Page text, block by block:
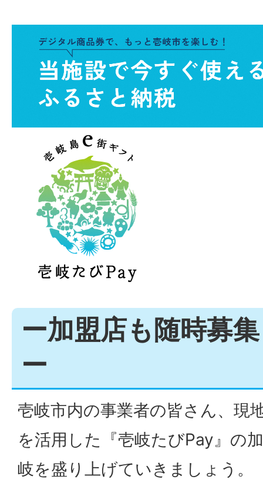
ー加盟店も随時募
ー
壱岐市内の事業者の皆さん、現
を活用した『壱岐たびPay』の
岐を盛り上げていきましょう。